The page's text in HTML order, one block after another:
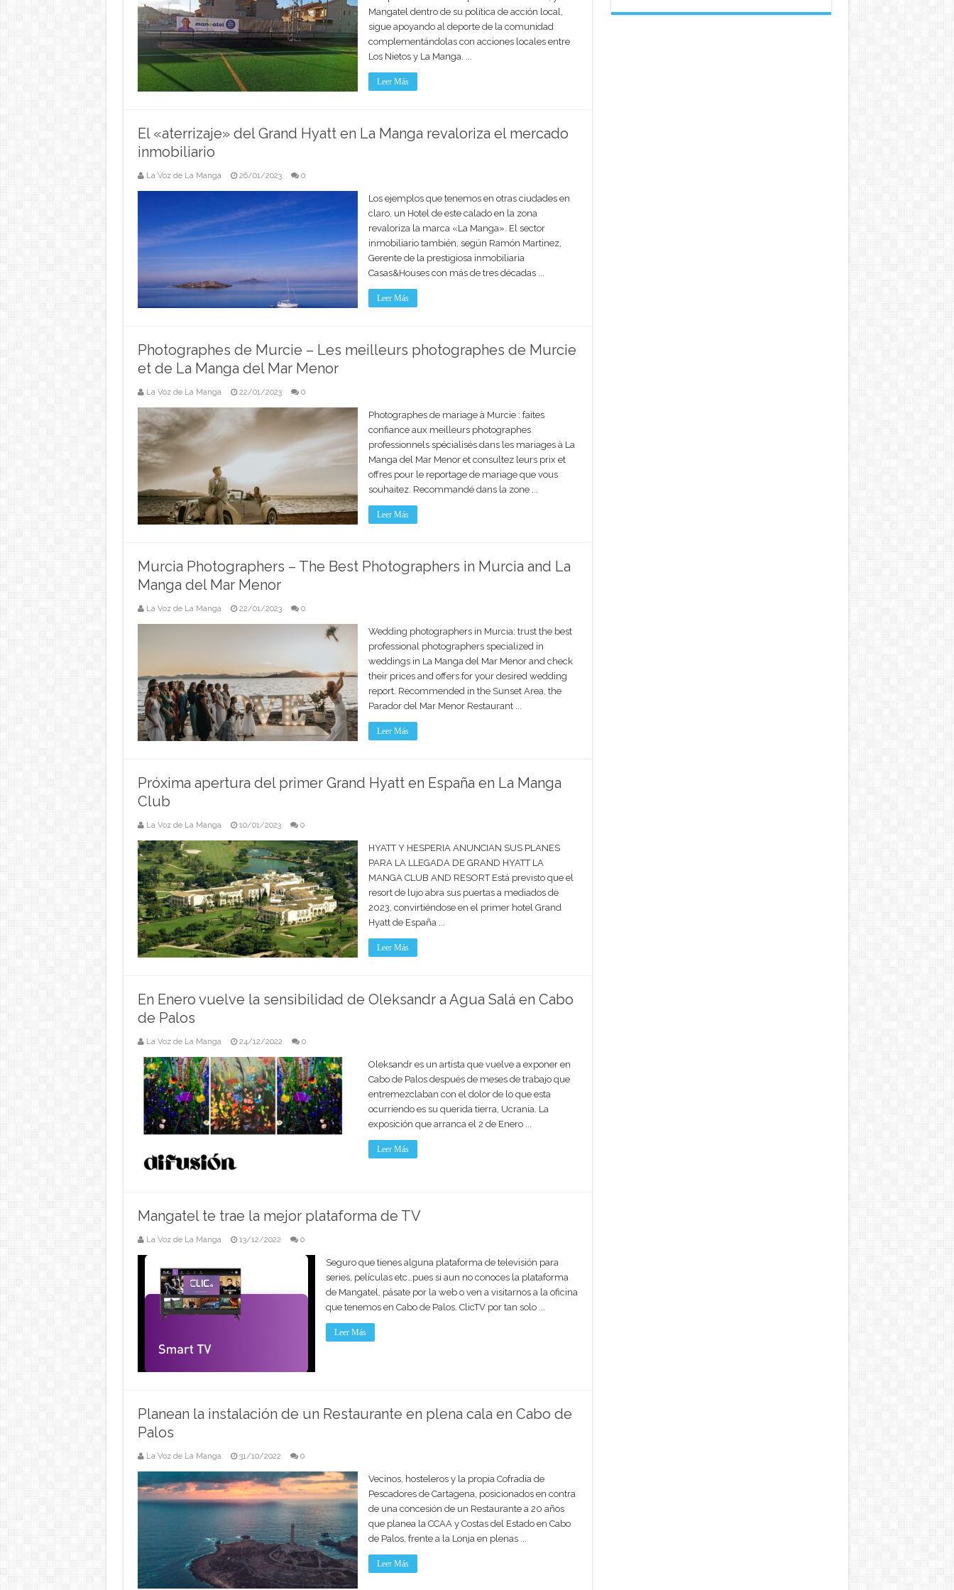
Mangatel dentro de su política de acción local,
sigue apoyando al deporte de la comunidad
complementándolas con acciones locales entre
Los Nietos y La Manga. ...
Leer Más
El «aterrizaje» del Grand Hyatt en La Manga revaloriza el mercado
inmobiliario
La Voz de La Manga 26/01/2023 0
Los ejemplos que tenemos en otras ciudades en
claro, un Hotel de este calado en la zona
revaloriza la marca «La Manga». El sector
inmobiliario también, según Ramón Martinez,
Gerente de la prestigiosa inmobiliaria
Casas&Houses con más de tres décadas ...
Leer Más
Photographes de Murcie – Les meilleurs photographes de Murcie
et de La Manga del Mar Menor
La Voz de La Manga 22/01/2023 0
Photographes de mariage à Murcie : faites
confiance aux meilleurs photographes
professionnels spécialisés dans les mariages à La
Manga del Mar Menor et consultez leurs prix et
offres pour le reportage de mariage que vous
souhaitez. Recommandé dans la zone ...
Leer Más
Murcia Photographers – The Best Photographers in Murcia and La
Manga del Mar Menor
La Voz de La Manga 22/01/2023 0
Wedding photographers in Murcia: trust the best
professional photographers specialized in
weddings in La Manga del Mar Menor and check
their prices and offers for your desired wedding
report. Recommended in the Sunset Area, the
Parador del Mar Menor Restaurant ...
Leer Más
Próxima apertura del primer Grand Hyatt en España en La Manga
Club
La Voz de La Manga 10/01/2023 0
HYATT Y HESPERIA ANUNCIAN SUS PLANES
PARA LA LLEGADA DE GRAND HYATT LA
MANGA CLUB AND RESORT Está previsto que el
resort de lujo abra sus puertas a mediados de
2023, convirtiéndose en el primer hotel Grand
Hyatt de España ...
Leer Más
En Enero vuelve la sensibilidad de Oleksandr a Agua Salá en Cabo
de Palos
La Voz de La Manga 24/12/2022 0
Oleksandr es un artista que vuelve a exponer en
Cabo de Palos después de meses de trabajo que
entremezclaban con el dolor de lo que esta
ocurriendo es su querida tierra, Ucrania. La
exposición que arranca el 2 de Enero ...
Leer Más
Mangatel te trae la mejor plataforma de TV
La Voz de La Manga 13/12/2022 0
Seguro que tienes alguna plataforma de televisión para
series, películas etc…pues si aun no conoces la plataforma
de Mangatel, pásate por la web o ven a visitarnos a la oficina
que tenemos en Cabo de Palos. ClicTV por tan solo ...
Leer Más
Planean la instalación de un Restaurante en plena cala en Cabo de
Palos
La Voz de La Manga 31/10/2022 0
Vecinos, hosteleros y la propia Cofradía de
Pescadores de Cartagena, posicionados en contra
de una concesión de un Restaurante a 20 años
que planea la CCAA y Costas del Estado en Cabo
de Palos, frente a la Lonja en plenas ...
Leer Más